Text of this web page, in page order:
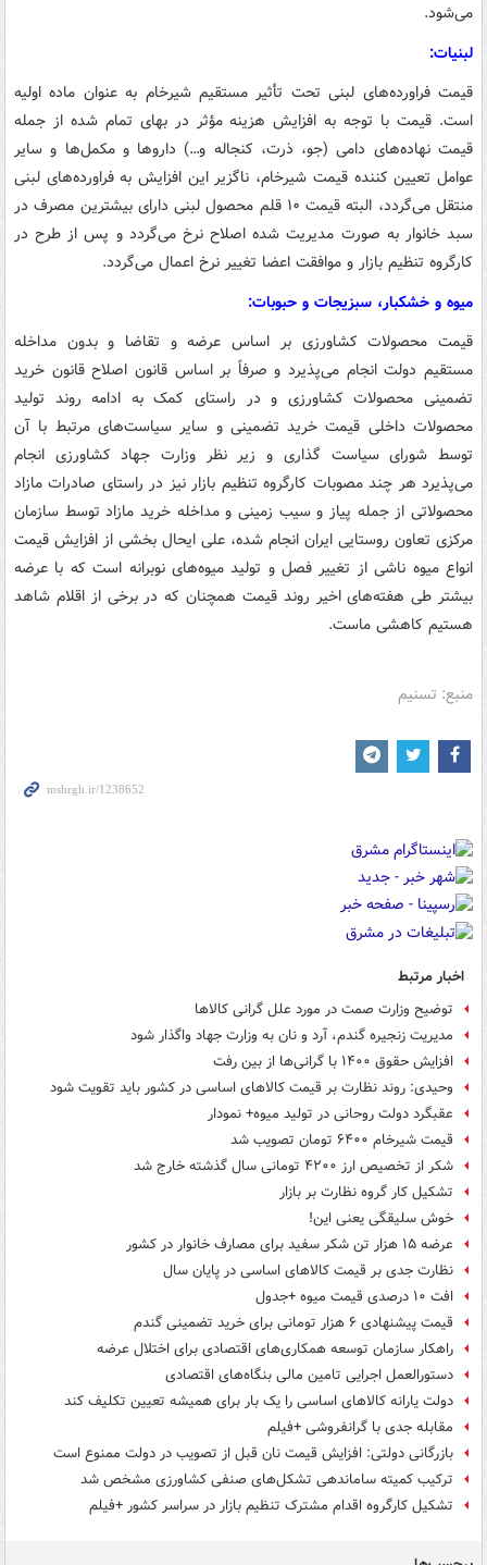
می‌شود.
لبنیات:
قیمت فراورده‌های لبنی تحت تأثیر مستقیم شیرخام به عنوان ماده اولیه
است. قیمت با توجه به افزایش هزینه مؤثر در بهای تمام شده از جمله
قیمت نهاده‌های دامی (جو، ذرت، کنجاله و…) داروها و مکمل‌ها و سایر
عوامل تعیین کننده قیمت شیرخام، ناگزیر این افزایش به فراورده‌های لبنی
منتقل می‌گردد، البته قیمت ۱۰ قلم محصول لبنی دارای بیشترین مصرف در
سبد خانوار به صورت مدیریت شده اصلاح نرخ می‌گردد و پس از طرح در
کارگروه تنظیم بازار و موافقت اعضا تغییر نرخ اعمال می‌گردد.
میوه و خشکبار، سبزیجات و حبوبات:
قیمت محصولات کشاورزی بر اساس عرضه و تقاضا و بدون مداخله
مستقیم دولت انجام می‌پذیرد و صرفاً بر اساس قانون اصلاح قانون خرید
تضمینی محصولات کشاورزی و در راستای کمک به ادامه روند تولید
محصولات داخلی قیمت خرید تضمینی و سایر سیاست‌های مرتبط با آن
توسط شورای سیاست گذاری و زیر نظر وزارت جهاد کشاورزی انجام
می‌پذیرد هر چند مصوبات کارگروه تنظیم بازار نیز در راستای صادرات مازاد
محصولاتی از جمله پیاز و سیب زمینی و مداخله خرید مازاد توسط سازمان
مرکزی تعاون روستایی ایران انجام شده، علی ایحال بخشی از افزایش قیمت
انواع میوه ناشی از تغییر فصل و تولید میوه‌های نوبرانه است که با عرضه
بیشتر طی هفته‌های اخیر روند قیمت همچنان که در برخی از اقلام شاهد
هستیم کاهشی ماست.
منبع: تسنیم
اخبار مرتبط
توضیح وزارت صمت در مورد علل گرانی کالاها
مدیریت زنجیره گندم، آرد و نان به وزارت جهاد واگذار شود
افزایش حقوق ۱۴۰۰ با گرانی‌ها از بین رفت
وحیدی: روند نظارت بر قیمت کالاهای اساسی در کشور باید تقویت شود
عقبگرد دولت روحانی در تولید میوه+ نمودار
قیمت شیرخام ۶۴۰۰ تومان تصویب شد
شکر از تخصیص ارز ۴۲۰۰ تومانی سال گذشته خارج شد
تشکیل کار گروه نظارت بر بازار
خوش سلیقگی یعنی این!
عرضه ۱۵ هزار تن شکر سفید برای مصارف خانوار در کشور
نظارت جدی بر قیمت کالاهای اساسی در پایان سال
افت ۱۰ درصدی قیمت میوه +جدول
قیمت پیشنهادی ۶ هزار تومانی برای خرید تضمینی گندم
راهکار سازمان توسعه همکاری‌های اقتصادی برای اختلال عرضه
دستورالعمل اجرایی تامین مالی بنگاه‌های اقتصادی
دولت یارانه کالاهای اساسی را یک بار برای همیشه تعیین تکلیف کند
مقابله جدی با گرانفروشی +فیلم
بازرگانی دولتی: افزایش قیمت نان قبل از تصویب در دولت ممنوع است
ترکیب کمیته ساماندهی تشکل‌های صنفی کشاورزی مشخص شد
تشکیل کارگروه اقدام مشترک تنظیم بازار در سراسر کشور +فیلم